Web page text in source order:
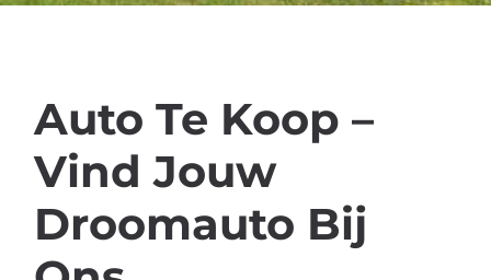
Auto Te Koop –
Vind Jouw
Droomauto Bij